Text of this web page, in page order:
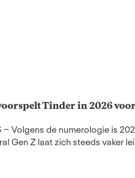
Tinder in 2026
– Volgens de numerologie is
Gen Z laat zich steeds vaker